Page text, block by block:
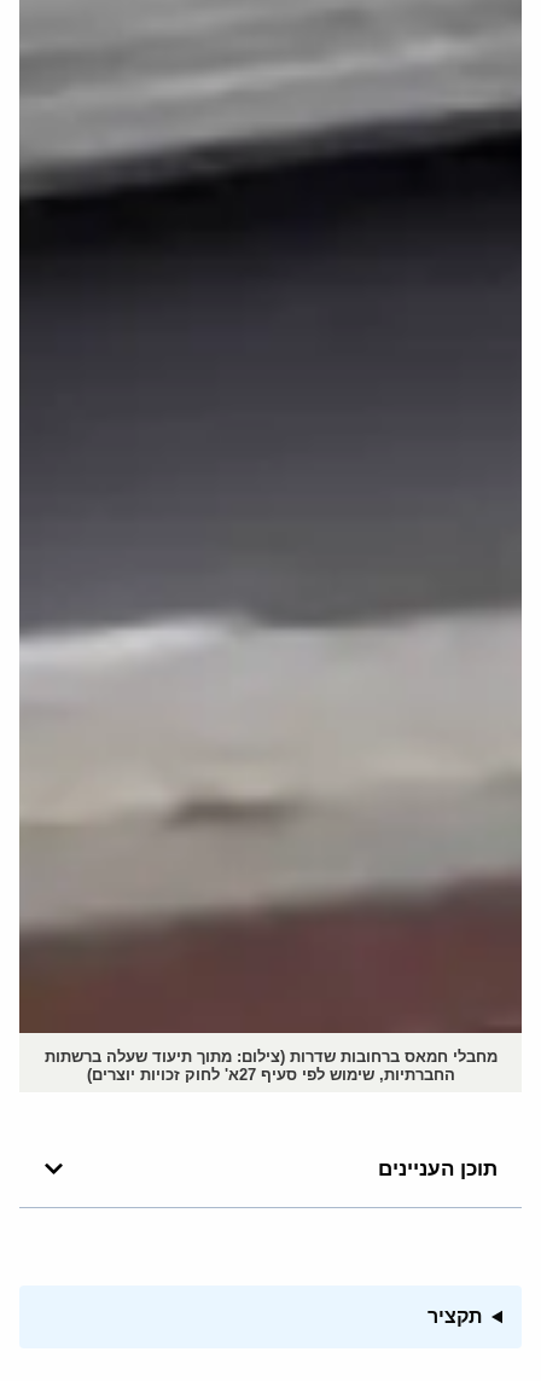
מחבלי חמאס ברחובות שדרות (צילום: מתוך תיעוד שעלה ברשתות
החברתיות, שימוש לפי סעיף 27א' לחוק זכויות יוצרים)
תוכן העניינים
תקציר